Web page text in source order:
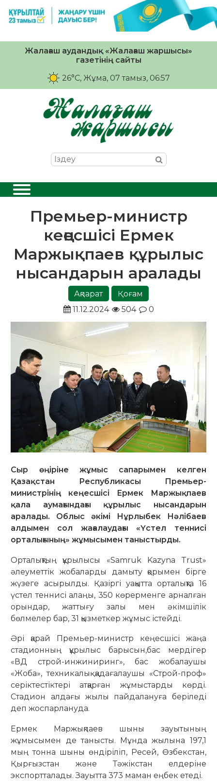
Жалағаш аудандық «Жалағаш жаршысы»
газетінің сайты
26°C, Жұма, 07 тамыз, 06:57
Премьер-министр
кеңесшісі Ермек
Маржықпаев құрылыс
нысандарын аралады
Ақпарат
Қоғам
11.12.2024
504 0
Сыр өңіріне жұмыс сапарымен келген
Қазақстан Республикасы Премьер-
министрінің кеңесшісі Ермек Маржықпаев
қала аумағындағы құрылыс нысандарын
аралады. Облыс әкімі Нұрлыбек Нәлібаев
алдымен сол жағалаудағы «Үстел теннисі
орталығының» жұмысымен таныстырды.
Орталықтың құрылысы «Samruk Kazyna Trust»
әлеуметтік жобаларды дамыту қорымен бірге
жүзеге асырылды. Қазіргі уақытта орталықта 16
үстел теннисі алаңы, 350 көрерменге арналған
орындар, жаттығу залы мен әкімшілік
бөлмелер бар, 31 қызметкер жұмыс істейді.
Әрі қарай Премьер-министр кеңесшісі жаңа
стадионның құрылыс барысын,бас мердігер
«ВД строй-инжиниринг», бас жобалаушы
«Жоба», техникалық қадағалаушы «Строй-проф»
серіктестіктері атқарған жұмыстарды көрді.
Стадион алдағы жылы пайдалануға беріледі
деп жоспарлануда.
Ермек Маржықпаев шыны зауытының
жұмысымен де танысты. Мұнда жылына 197,1
мың тонна шыны өндіріліп, Ресей, Өзбекстан,
Қырғызстан және Тәжікстан елдеріне
экспортталады. Зауытта 373 маман еңбек етеді.